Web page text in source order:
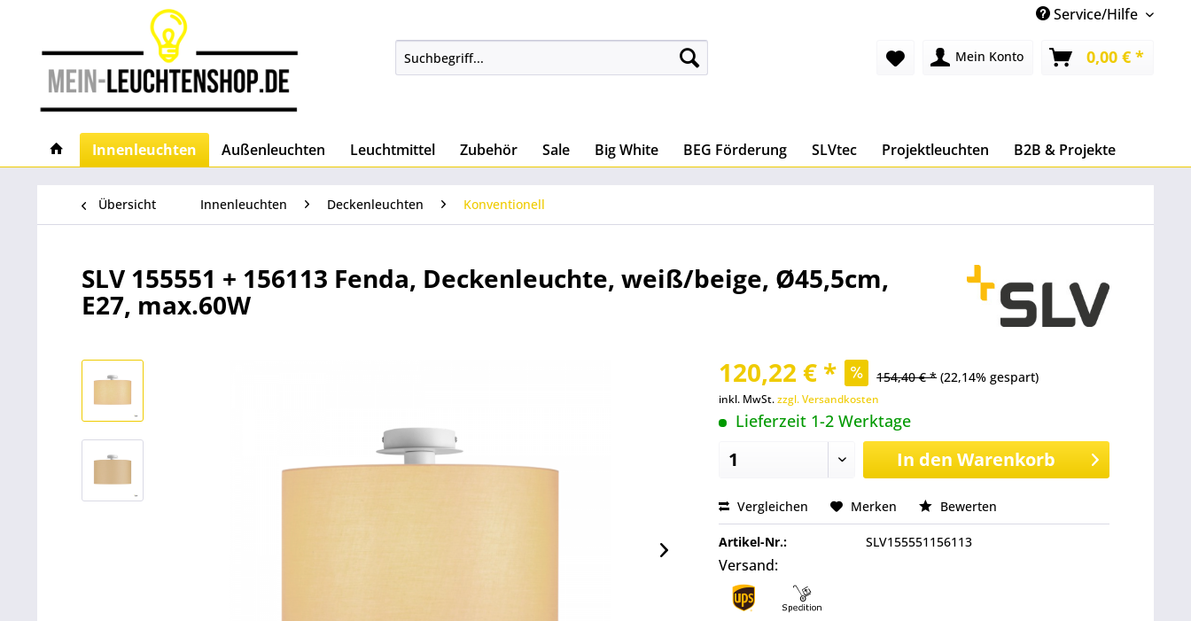
Service/Hilfe
Mein Konto 0,00 € *
Innenleuchten Außenleuchten Leuchtmittel Zubehör Sale Big White BEG Förderung SLVtec Projektleuchten B2B & Projekte
Übersicht Innenleuchten Deckenleuchten Konventionell
SLV 155551 + 156113 Fenda, Deckenleuchte, weiß/beige, Ø45,5cm,
E27, max.60W
120,22 € *
154,40 € * (22,14% gespart)
inkl. MwSt.zzgl. Versandkosten
Lieferzeit 1-2 Werktage
In den Warenkorb
Vergleichen Merken Bewerten
Artikel-Nr.: SLV155551156113
Versand: